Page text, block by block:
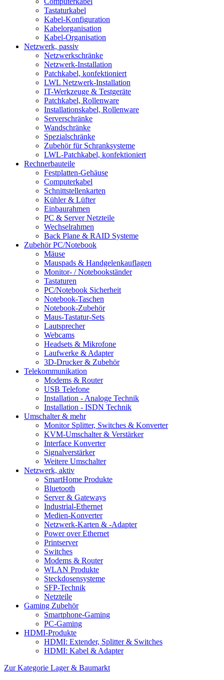
Tastaturkabel
Kabel-Konfiguration
Kabelorganisation
Kabel-Organisation
Netzwerk, passiv
Netzwerkschränke
Netzwerk-Installation
Patchkabel, konfektioniert
LWL Netzwerk-Installation
IT-Werkzeuge & Testgeräte
Patchkabel, Rollenware
Installationskabel, Rollenware
Serverschränke
Wandschränke
Spezialschränke
Zubehör für Schranksysteme
LWL-Patchkabel, konfektioniert
Rechnerbauteile
Festplatten-Gehäuse
Computerkabel
Schnittstellenkarten
Kühler & Lüfter
Einbaurahmen
PC & Server Netzteile
Wechselrahmen
Back Plane & RAID Systeme
Zubehör PC/Notebook
Mäuse
Mauspads & Handgelenkauflagen
Monitor- / Notebookständer
Tastaturen
PC/Notebook Sicherheit
Notebook-Taschen
Notebook-Zubehör
Maus-Tastatur-Sets
Lautsprecher
Webcams
Headsets & Mikrofone
Laufwerke & Adapter
3D-Drucker & Zubehör
Telekommunikation
Modems & Router
USB Telefone
Installation - Analoge Technik
Installation - ISDN Technik
Umschalter & mehr
Monitor Splitter, Switches & Konverter
KVM-Umschalter & Verstärker
Interface Konverter
Signalverstärker
Weitere Umschalter
Netzwerk, aktiv
SmartHome Produkte
Bluetooth
Server & Gateways
Industrial-Ethernet
Medien-Konverter
Netzwerk-Karten & -Adapter
Power over Ethernet
Printserver
Switches
Modems & Router
WLAN Produkte
Steckdosensysteme
SFP-Technik
Netzteile
Gaming Zubehör
Smartphone-Gaming
PC-Gaming
HDMI-Produkte
HDMI: Extender, Splitter & Switches
HDMI: Kabel & Adapter
Zur Kategorie Lager & Baumarkt